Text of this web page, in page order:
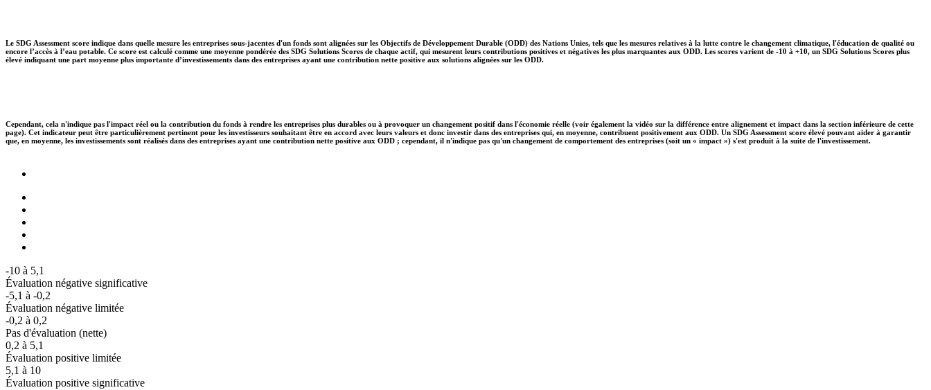
Le SDG Assessment score indique dans quelle mesure les entreprises sous-jacentes d'un fonds sont alignées sur les Objectifs de Développement Durable (ODD) des Nations Unies, tels que les mesures relatives à la lutte contre le changement climatique, l'éducation de qualité ou
encore l’accès à l’eau potable. Ce score est calculé comme une moyenne pondérée des SDG Solutions Scores de chaque actif, qui mesurent leurs contributions positives et négatives les plus marquantes aux ODD. Les scores varient de -10 à +10, un SDG Solutions Scores plus
élevé indiquant une part moyenne plus importante d’investissements dans des entreprises ayant une contribution nette positive aux solutions alignées sur les ODD.
Cependant, cela n'indique pas l'impact réel ou la contribution du fonds à rendre les entreprises plus durables ou à provoquer un changement positif dans l'économie réelle (voir également la vidéo sur la différence entre alignement et impact dans la section inférieure de cette
page). Cet indicateur peut être particulièrement pertinent pour les investisseurs souhaitant être en accord avec leurs valeurs et donc investir dans des entreprises qui, en moyenne, contribuent positivement aux ODD. Un SDG Assessment score élevé pouvant aider à garantir
que, en moyenne, les investissements sont réalisés dans des entreprises ayant une contribution nette positive aux ODD ; cependant, il n'indique pas qu'un changement de comportement des entreprises (soit un « impact ») s'est produit à la suite de l'investissement.
-10 à 5,1
Évaluation négative significative
-5,1 à -0,2
Évaluation négative limitée
-0,2 à 0,2
Pas d'évaluation (nette)
0,2 à 5,1
Évaluation positive limitée
5,1 à 10
Évaluation positive significative